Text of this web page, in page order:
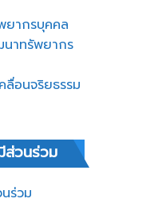
ยากรบุคคล
นาทรัพยากร
ลื่อนจริยธรรม
ส่วนร่วม
ร่วม